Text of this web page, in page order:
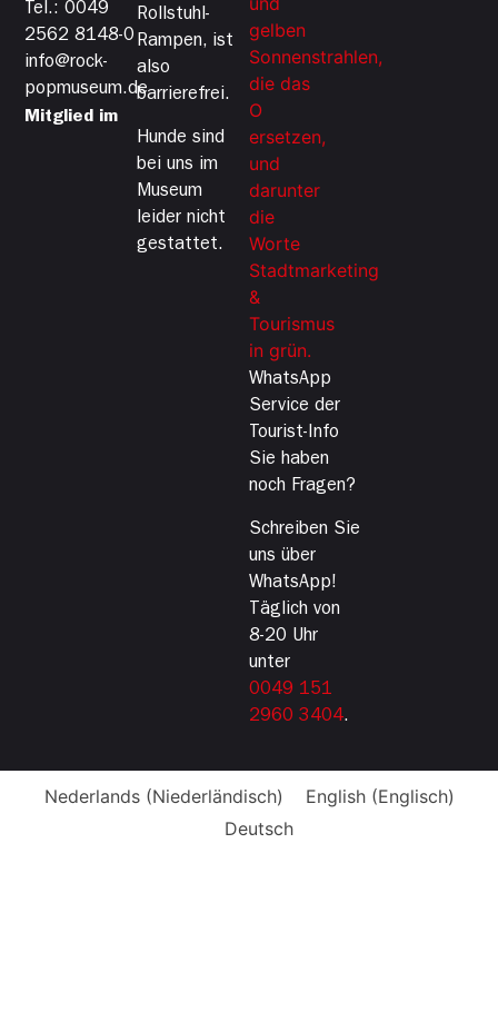
Tel.: 0049
2562 8148-0
info@rock-
popmuseum.de
Mitglied im
Rollstuhl-
Rampen, ist
also
barrierefrei.
Hunde sind
bei uns im
Museum
leider nicht
gestattet.
WhatsApp
Service der
Tourist-Info
Sie haben
noch Fragen?
Schreiben Sie
uns über
WhatsApp!
Täglich von
8-20 Uhr
unter
0049 151
2960 3404.
Nederlands(Niederländisch) English(Englisch)
Deutsch